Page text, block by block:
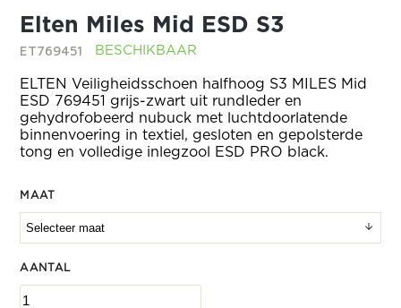
Elten Miles Mid ESD S3
ET769451 BESCHIKBAAR
ELTEN Veiligheidsschoen halfhoog S3 MILES Mid
ESD 769451 grijs-zwart uit rundleder en
gehydrofobeerd nubuck met luchtdoorlatende
binnenvoering in textiel, gesloten en gepolsterde
tong en volledige inlegzool ESD PRO black.
MAAT
AANTAL